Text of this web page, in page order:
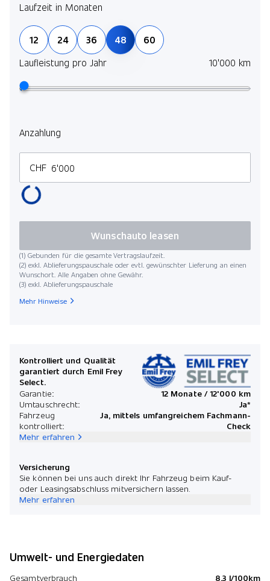
Laufzeit in Monaten
12 24 36 48
60
Laufleistung pro Jahr
10'000 km
Anzahlung
CHF
(1) Gebunden für die gesamte Vertragslaufzeit.
(2) exkl. Ablieferungspauschale oder evtl. gewünschter Lieferung an einen
Wunschort. Alle Angaben ohne Gewähr.
(3) exkl. Ablieferungspauschale
Wunschauto leasen
Mehr Hinweise
Kontrolliert und Qualität
garantiert durch Emil Frey
Select.
Garantie:
12 Monate / 12'000 km
Umtauschrecht:
Ja*
Fahrzeug
kontrolliert:
Ja, mittels umfangreichem Fachmann-
Check
Mehr erfahren
Versicherung
Sie können bei uns auch direkt Ihr Fahrzeug beim Kauf-
oder Leasingsabschluss mitversichern lassen.
Mehr erfahren
Umwelt- und Energiedaten
Gesamtverbrauch 8.3 l/100km